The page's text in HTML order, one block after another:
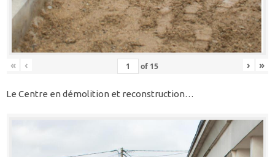
« ‹ of 15 › »
Le Centre en démolition et reconstruction…